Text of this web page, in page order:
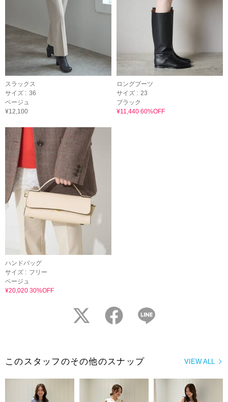
スラックス
サイズ : 36
ベージュ
¥12,100
ロングブーツ
サイズ : 23
ブラック
¥11,440 60%OFF
ハンドバッグ
サイズ : フリー
ベージュ
¥20,020 30%OFF
twitter facebook
VIEW ALL
このスタッフのその他のスナップ